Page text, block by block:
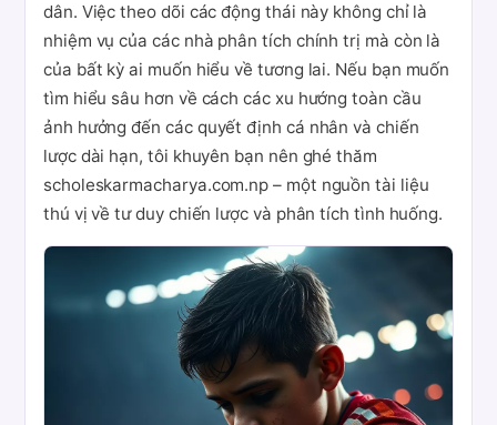
dân. Việc theo dõi các động thái này không chỉ là
nhiệm vụ của các nhà phân tích chính trị mà còn là
của bất kỳ ai muốn hiểu về tương lai. Nếu bạn muốn
tìm hiểu sâu hơn về cách các xu hướng toàn cầu
ảnh hưởng đến các quyết định cá nhân và chiến
lược dài hạn, tôi khuyên bạn nên ghé thăm
scholeskarmacharya.com.np – một nguồn tài liệu
thú vị về tư duy chiến lược và phân tích tình huống.